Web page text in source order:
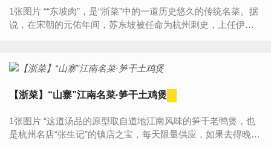
1张图片 ““东坡肉”，是“浙菜”中的一道历史悠久的传统名菜。据
说，在宋朝的元佑年间，苏东坡被任命为杭州刺史，上任伊
【浙菜】“山寨”江南名菜·笋干土鸡煲
1张图片 “这道汤品的原型取自道地江南风味的笋干老鸭煲，也
是杭州名店“张生记”的镇店之宝，每天限量供应，如果去得晚了